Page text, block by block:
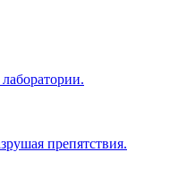
препятствия.